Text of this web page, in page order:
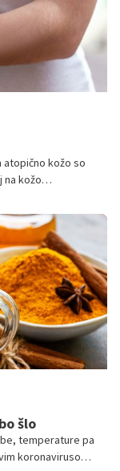
kožo so
na kožo
se celo
izogibajo
da oseba, ki trpi
mu pomaga, veliko
življenju.
šlo
temperature pa
koronavirusom